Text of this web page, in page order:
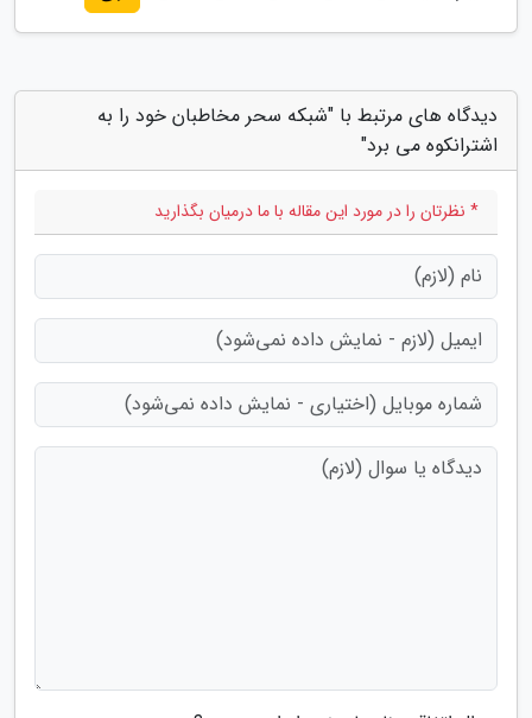
دیدگاه های مرتبط با "شبکه سحر مخاطبان خود را به
اشترانکوه می برد"
* نظرتان را در مورد این مقاله با ما درمیان بگذارید